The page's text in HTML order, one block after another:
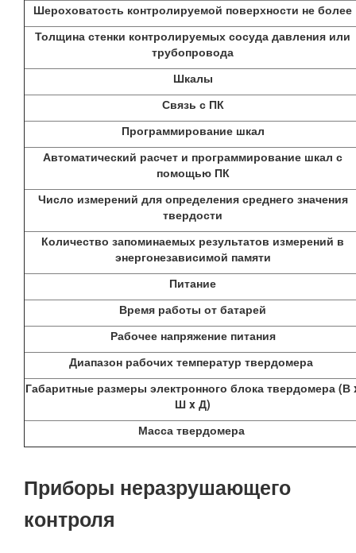
Шероховатость контролируемой поверхности не более
Толщина стенки контролируемых сосуда давления или
трубопровода
Шкалы
Связь с ПК
Программирование шкал
Автоматический расчет и программирование шкал с
помощью ПК
Число измерений для определения среднего значения
твердости
Количество запоминаемых результатов измерений в
энергонезависимой памяти
Питание
Время работы от батарей
Рабочее напряжение питания
Диапазон рабочих температур твердомера
Габаритные размеры электронного блока твердомера (В
Ш x Д)
Масса твердомера
Приборы неразрушающего
контроля